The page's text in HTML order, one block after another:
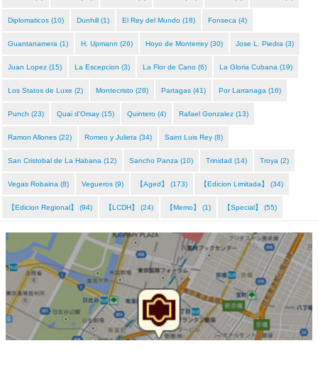
Diplomaticos (10) Dunhill (1) El Rey del Mundo (18) Fonseca (4)
Guantanamera (1) H. Upmann (26) Hoyo de Monterrey (30) Jose L. Piedra (3)
Juan Lopez (15) La Escepcion (3) La Flor de Cano (6) La Gloria Cubana (19)
Los Statos de Luxe (2) Montecristo (28) Partagas (41) Por Larranaga (16)
Punch (23) Quai d'Orsay (15) Quintero (4) Rafael Gonzalez (13)
Ramon Allones (22) Romeo y Julieta (34) Saint Luis Rey (8)
San Cristobal de La Habana (12) Sancho Panza (10) Trinidad (14) Troya (2)
Vegas Robaina (8) Vegueros (9) 【Aged】 (173) 【Edicion Limitada】 (34)
【Edicion Regional】 (94) 【LCDH】 (24) 【Memo】 (1) 【Special】 (55)